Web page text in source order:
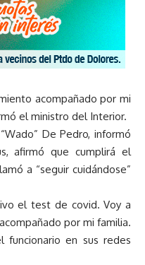
acompañado por mi
el ministro del Interior.
De Pedro, informó
afirmó que cumplirá el
a “seguir cuidándose”
el test de covid. Voy a
por mi familia.
funcionario en sus redes